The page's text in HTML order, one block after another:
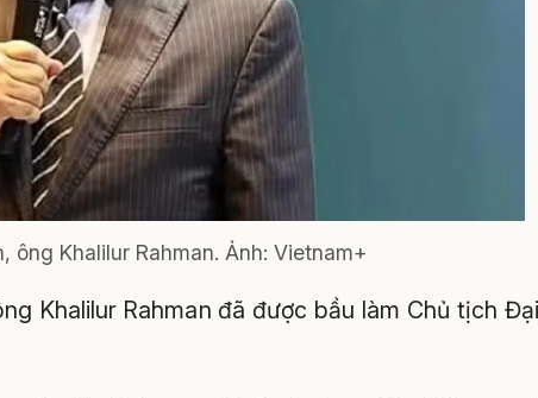
ông Khalilur Rahman. Ảnh: Vietnam+
Khalilur Rahman đã được bầu làm Chủ tịch Đại